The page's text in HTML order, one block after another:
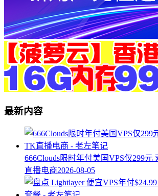
最新内容
666Clouds限时年付美国VPS仅299元
直播电商2026-08-05